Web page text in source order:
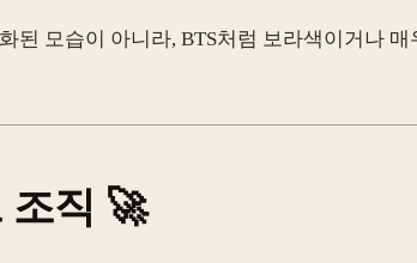
모습이 아니라, BTS처럼 보라색이거나
조직 🚀